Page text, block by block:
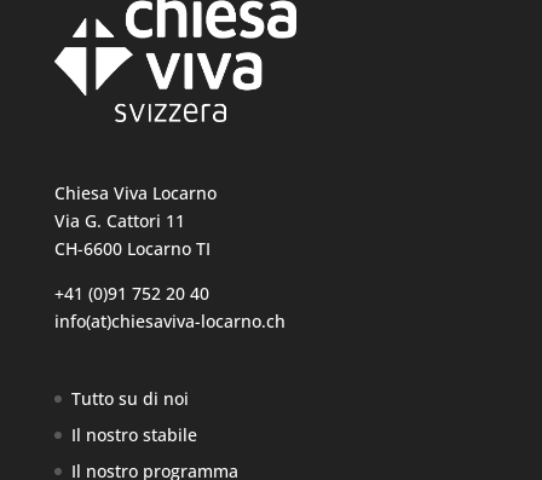
Chiesa Viva Locarno
Via G. Cattori 11
CH-6600 Locarno TI
+41 (0)91 752 20 40
info(at)chiesaviva-locarno.ch
Tutto su di noi
Il nostro stabile
Il nostro programma